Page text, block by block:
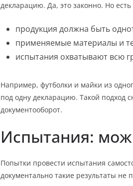
декларацию. Да, это законно. Но
продукция должна быть
применяемые материалы и
испытания охватывают всю
Например, футболки и майки из
под одну декларацию. Такой подход
документооборот.
Испытания:
Попытки провести испытания
документально такие результаты